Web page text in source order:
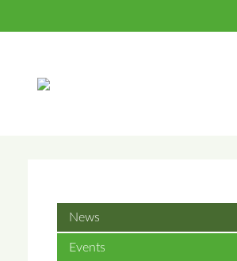
News
Events